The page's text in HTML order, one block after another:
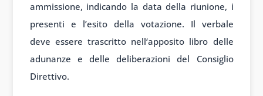
ammissione, indicando la data della riunione, i
presenti e l’esito della votazione. Il verbale
deve essere trascritto nell‘apposito libro delle
adunanze e delle deliberazioni del Consiglio
Direttivo.